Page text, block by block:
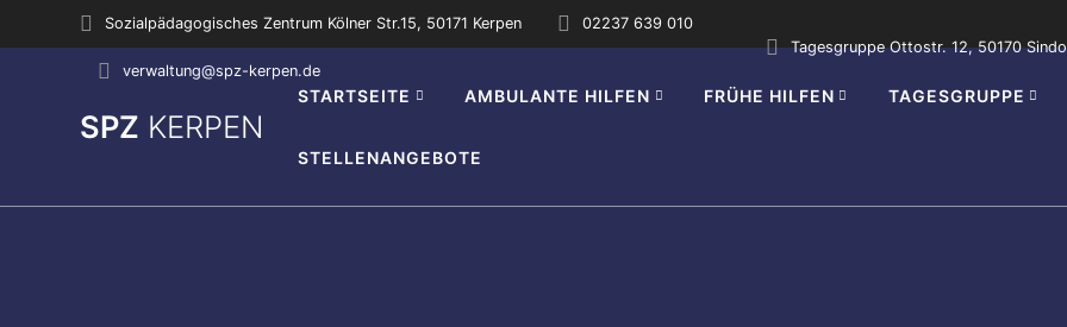
Inhalt
Sozialpädagogisches Zentrum Kölner Str.15, 50171 Kerpen 02237 639 010
verwaltung@spz-kerpen.de
Tagesgruppe Ottostr. 12, 50170
SPZ KERPEN
STARTSEITE AMBULANTE HILFEN FRÜHE HILFEN TAGESGRUPPE
STELLENANGEBOTE